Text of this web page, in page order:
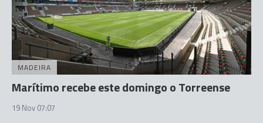
MADEIRA
Marítimo recebe este domingo o Torreense
19 Nov 07:07